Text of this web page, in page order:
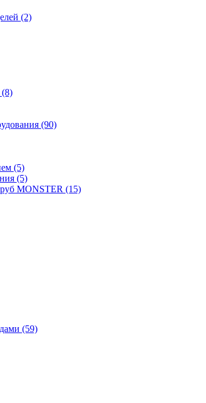
(2)
(8)
(90)
(5)
(5)
MONSTER (15)
(59)